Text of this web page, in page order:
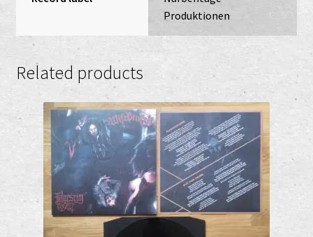
Produktionen
Related products